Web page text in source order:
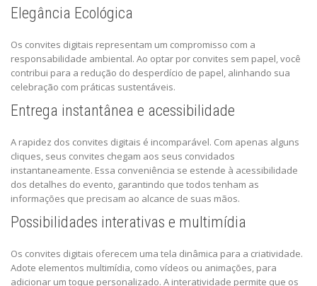
Elegância Ecológica
Os convites digitais representam um compromisso com a
responsabilidade ambiental. Ao optar por convites sem papel, você
contribui para a redução do desperdício de papel, alinhando sua
celebração com práticas sustentáveis.
Entrega instantânea e acessibilidade
A rapidez dos convites digitais é incomparável. Com apenas alguns
cliques, seus convites chegam aos seus convidados
instantaneamente. Essa conveniência se estende à acessibilidade
dos detalhes do evento, garantindo que todos tenham as
informações que precisam ao alcance de suas mãos.
Possibilidades interativas e multimídia
Os convites digitais oferecem uma tela dinâmica para a criatividade.
Adote elementos multimídia, como vídeos ou animações, para
adicionar um toque personalizado. A interatividade permite que os